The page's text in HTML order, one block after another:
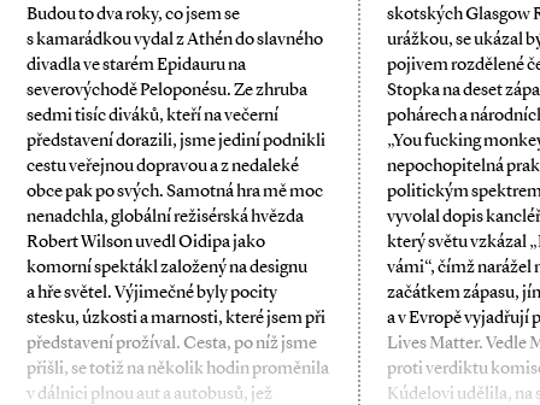
Budou to dva roky, co jsem se
s kamarádkou vydal z Athén do slavného
divadla ve starém Epidauru na
severovýchodě Peloponésu. Ze zhruba
sedmi tisíc diváků, kteří na večerní
představení dorazili, jsme jediní podnikli
cestu veřejnou dopravou a z nedaleké
obce pak po svých. Samotná hra mě moc
nenadchla, globální režisérská hvězda
Robert Wilson uvedl Oidipa jako
komorní spektákl založený na designu
a hře světel. Výjimečné byly pocity
stesku, úzkosti a marnosti, které jsem při
představení prožíval. Cesta, po níž jsme
přišli, se totiž na několik hodin proměnila
v dálnici plnou aut a autobusů, jež
skotských Glasgow
urážkou, se ukázal
pojivem rozdělené
Stopka na deset
pohárech a
„You ­fucking
nepochopitelná
politickým
vyvolal dopis
který světu vzkázal
vámi“, čímž narážel
začátkem zápasu,
a v Evropě vyjadřují
Lives Matter. Vedle
proti verdiktu
Kúdelovi udělila, na